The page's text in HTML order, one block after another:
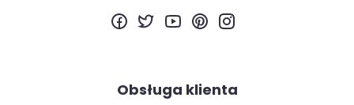
Obsługa klienta